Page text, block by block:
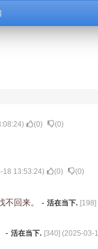
) (0) (0)
18 13:53:24) (0) (0)
不回来。 - 活在当下. [198]
- 活在当下. [340] (2025-03-